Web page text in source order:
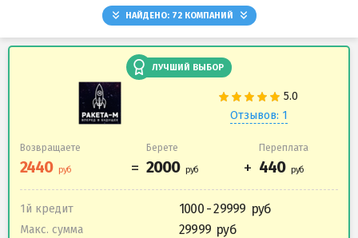
НАЙДЕНО: 72КОМПАНИЙ
ЛУЧШИЙ ВЫБОР
Отзывов: 1
Возвращаете Берете Переплата
1й кредит 1000 - 29999
Макс. сумма 29999